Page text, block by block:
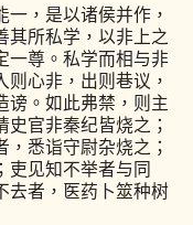
，是以诸侯并作，
其所私学，以非上之
一尊。私学而相与非
心非，出则巷议，
谤。如此弗禁，则主
官非秦纪皆烧之；
悉诣守尉杂烧之；
吏见知不举者与同
去者，医药卜筮种树